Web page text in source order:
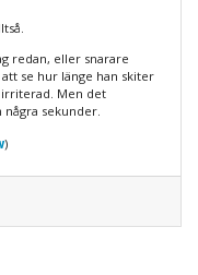
redan, eller snarare
se hur länge han skiter
Men det
sekunder.
)